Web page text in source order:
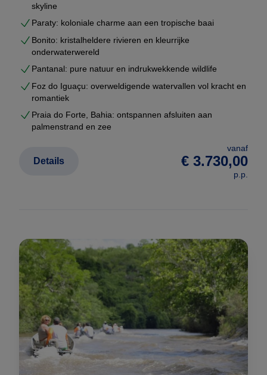
skyline
Paraty: koloniale charme aan een tropische baai
Bonito: kristalheldere rivieren en kleurrijke
onderwaterwereld
Pantanal: pure natuur en indrukwekkende wildlife
Foz do Iguaçu: overweldigende watervallen vol kracht en
romantiek
Praia do Forte, Bahia: ontspannen afsluiten aan
palmenstrand en zee
vanaf
€ 3.730,00
p.p.
Details